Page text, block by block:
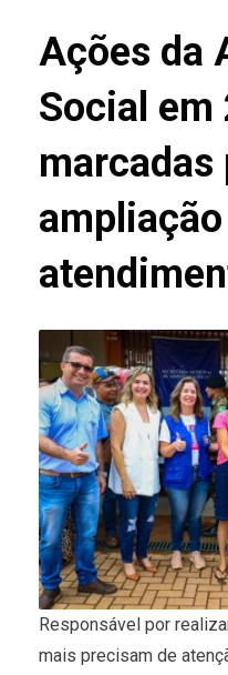
Ações da
Social
marcadas
Responsável por
mais precisam de